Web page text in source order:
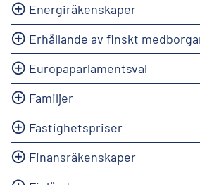
Energiräkenskaper
Erhållande av finskt
Europaparlamentsval
Familjer
Fastighetspriser
Finansräkenskaper